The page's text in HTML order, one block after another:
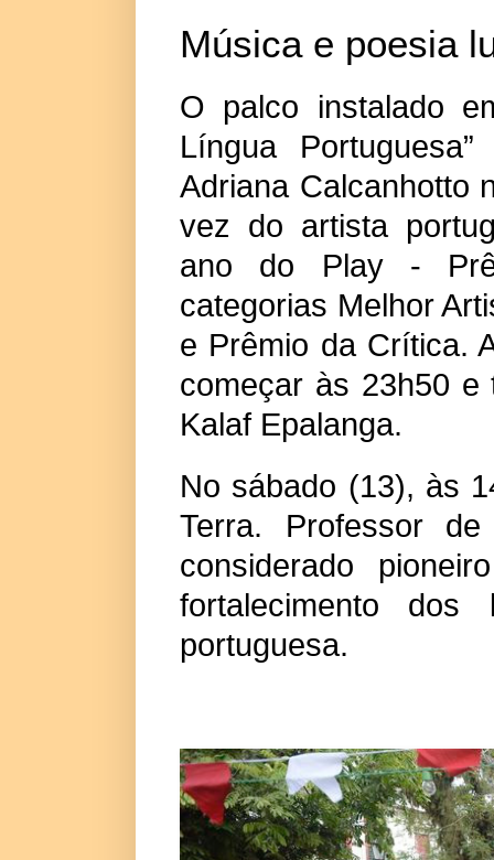
Música e poesia
O palco instalado
Língua
Adriana Calcanhotto
vez do artista
ano do Play -
categorias Melhor
e Prêmio da Crítica.
começar às 23h50 e
Kalaf Epalanga.
No sábado (13), às
Terra. Professor
considerado
fortalecimento
portuguesa.